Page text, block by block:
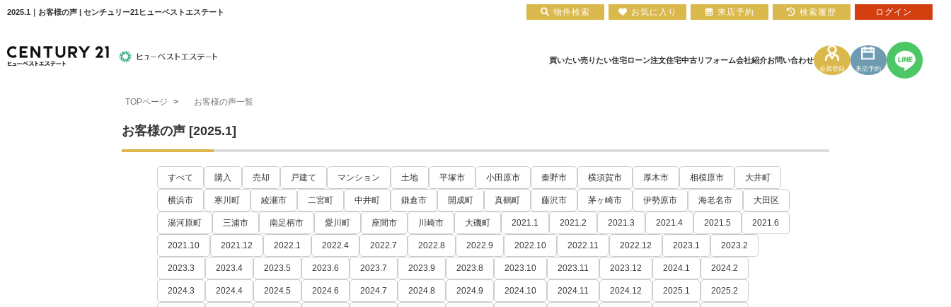
2025.1｜お客様の声 | センチュリー21ヒューベストエステート
買いたい
物件検索
売りたい住宅ローン
住宅ローンについて
注文住宅中古リフォーム会社紹介お問い合わせ
会員登録 来店予約
TOPページ > お客様の声一覧
お客様の声 [2025.1]
すべて 購入 売却 戸建て マンション 土地 平塚市 小田原市 秦野市 横須賀市 厚木市 相模原市 大井町
横浜市 寒川町 綾瀬市 二宮町 中井町 鎌倉市 開成町 真鶴町 藤沢市 茅ヶ崎市 伊勢原市 海老名市 大田区
湯河原町 三浦市 南足柄市 愛川町 座間市 川崎市 大磯町 2021.1 2021.2 2021.3 2021.4 2021.5 2021.6
2021.10 2021.12 2022.1 2022.4 2022.7 2022.8 2022.9 2022.10 2022.11 2022.12 2023.1 2023.2
2023.3 2023.4 2023.5 2023.6 2023.7 2023.9 2023.8 2023.10 2023.11 2023.12 2024.1 2024.2
2024.3 2024.4 2024.5 2024.6 2024.7 2024.8 2024.9 2024.10 2024.11 2024.12 2025.1 2025.2
物件検索 お気に入り 来店予約 検索履歴 ログイン